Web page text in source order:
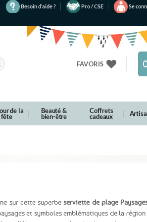
Besoin d’aide ? Pro / CSE
Se
FAVORIS
de la
fête
Beauté &
bien-être
Coffrets
cadeaux
sur cette superbe serviette de plage
et symboles emblématiques de la région